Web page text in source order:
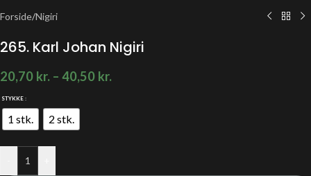
Forside/Nigiri
265. Karl Johan Nigiri
20,70 kr. – 40,50 kr.
STYKKE
1 stk. 2 stk.